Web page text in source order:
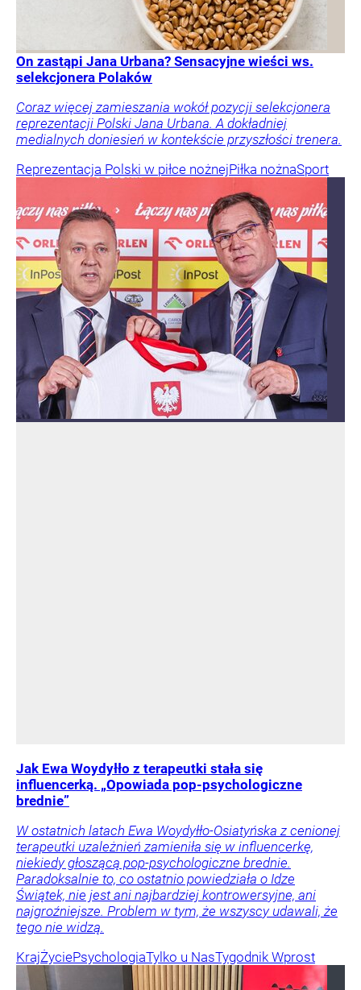
On zastąpi Jana Urbana? Sensacyjne wieści ws.
selekcjonera Polaków
Coraz więcej zamieszania wokół pozycji selekcjonera
reprezentacji Polski Jana Urbana. A dokładniej
medialnych doniesień w kontekście przyszłości trenera.
Reprezentacja Polski w piłce nożnejPiłka nożnaSport
Jak Ewa Woydyłło z terapeutki stała się
influencerką. „Opowiada pop-psychologiczne
brednie”
W ostatnich latach Ewa Woydyłło-Osiatyńska z cenionej
terapeutki uzależnień zamieniła się w influencerkę,
niekiedy głoszącą pop-psychologiczne brednie.
Paradoksalnie to, co ostatnio powiedziała o Idze
Świątek, nie jest ani najbardziej kontrowersyjne, ani
najgroźniejsze. Problem w tym, że wszyscy udawali, że
tego nie widzą.
KrajŻyciePsychologiaTylko u NasTygodnik Wprost